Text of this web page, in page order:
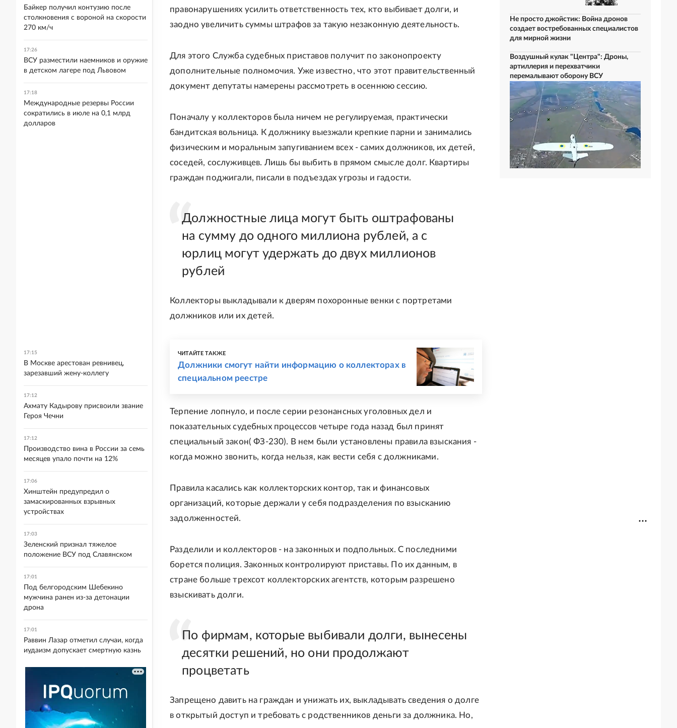
правонарушениях усилить ответственность тех, кто выбивает долги, и
заодно увеличить суммы штрафов за такую незаконную деятельность.
Для этого Служба судебных приставов получит по законопроекту
дополнительные полномочия. Уже известно, что этот правительственный
документ депутаты намерены рассмотреть в осеннюю сессию.
Поначалу у коллекторов была ничем не регулируемая, практически
бандитская вольница. К должнику выезжали крепкие парни и занимались
физическим и моральным запугиванием всех - самих должников, их детей,
соседей, сослуживцев. Лишь бы выбить в прямом смысле долг. Квартиры
граждан поджигали, писали в подъездах угрозы и гадости.
Должностные лица могут быть оштрафованы
на сумму до одного миллиона рублей, а с
юрлиц могут удержать до двух миллионов
рублей
Коллекторы выкладывали к дверям похоронные венки с портретами
должников или их детей.
ЧИТАЙТЕ ТАКЖЕ
Должники смогут найти информацию о коллекторах в
специальном реестре
Терпение лопнуло, и после серии резонансных уголовных дел и
показательных судебных процессов четыре года назад был принят
специальный закон( ФЗ-230). В нем были установлены правила взыскания -
когда можно звонить, когда нельзя, как вести себя с должниками.
Правила касались как коллекторских контор, так и финансовых
организаций, которые держали у себя подразделения по взысканию
задолженностей.
Разделили и коллекторов - на законных и подпольных. С последними
борется полиция. Законных контролируют приставы. По их данным, в
стране больше трехсот коллекторских агентств, которым разрешено
взыскивать долги.
По фирмам, которые выбивали долги, вынесены
десятки решений, но они продолжают
процветать
Запрещено давить на граждан и унижать их, выкладывать сведения о долге
в открытый доступ и требовать с родственников деньги за должника. Но,
Не просто джойстик: Война дронов
создает востребованных специалистов
для мирной жизни
Воздушный кулак "Центра": Дроны,
артиллерия и перехватчики
перемалывают оборону ВСУ
Байкер получил контузию после
столкновения с вороной на скорости
270 км/ч
17:26
ВСУ разместили наемников и оружие
в детском лагере под Львовом
17:18
Международные резервы России
сократились в июле на 0,1 млрд
долларов
17:15
В Москве арестован ревнивец,
зарезавший жену-коллегу
17:12
Ахмату Кадырову присвоили звание
Героя Чечни
17:12
Производство вина в России за семь
месяцев упало почти на 12%
17:06
Хинштейн предупредил о
замаскированных взрывных
устройствах
17:03
Зеленский признал тяжелое
положение ВСУ под Славянском
17:01
Под белгородским Шебекино
мужчина ранен из-за детонации
дрона
17:01
Раввин Лазар отметил случаи, когда
иудаизм допускает смертную казнь